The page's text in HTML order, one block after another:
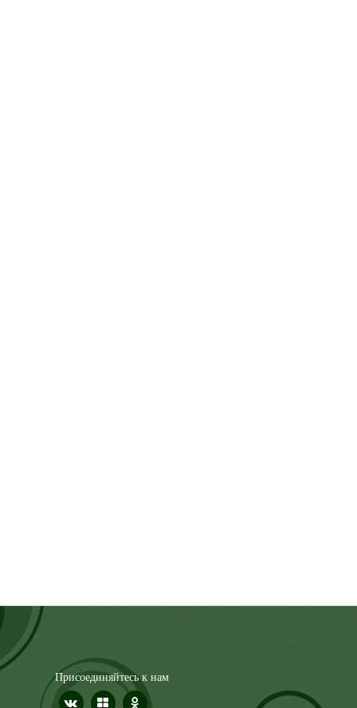
Присоединяйтесь к нам